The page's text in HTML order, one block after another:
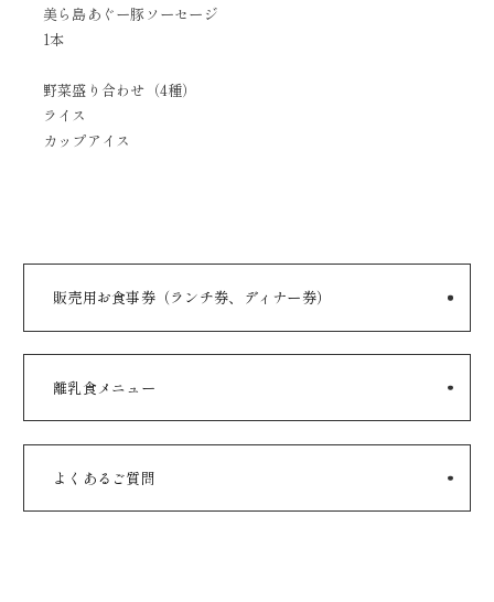
美ら島あぐー豚ソーセージ
1本
野菜盛り合わせ（4種）
ライス
カップアイス
販売用お食事券（ランチ券、ディナー券）
離乳食メニュー
よくあるご質問